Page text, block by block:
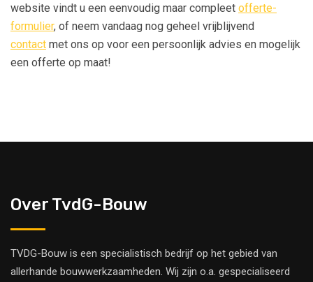
website vindt u een eenvoudig maar compleet offerte-
formulier, of neem vandaag nog geheel vrijblijvend
contact met ons op voor een persoonlijk advies en mogelijk
een offerte op maat!
Over TvdG-Bouw
TVDG-Bouw is een specialistisch bedrijf op het gebied van
allerhande bouwwerkzaamheden. Wij zijn o.a. gespecialiseerd